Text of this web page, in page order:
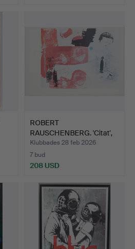
ROBERT
RAUSCHENBERG. 'Citat',
färgoffsetli…
Klubbades 28 feb 2026
7 bud
208 USD